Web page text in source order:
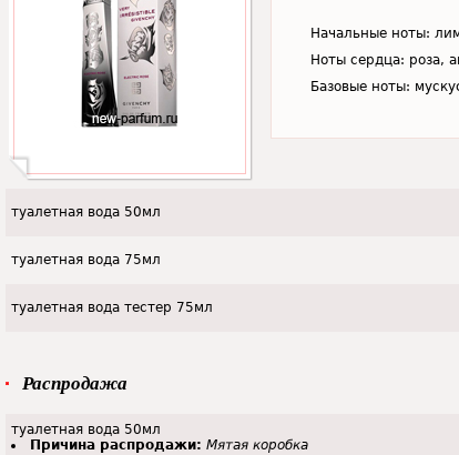
Начальные ноты:
Ноты сердца: роза,
Базовые ноты:
туалетная вода 50мл
туалетная вода 75мл
туалетная вода тестер 75мл
Распродажа
туалетная вода 50мл
Причина распродажи: Мятая коробка